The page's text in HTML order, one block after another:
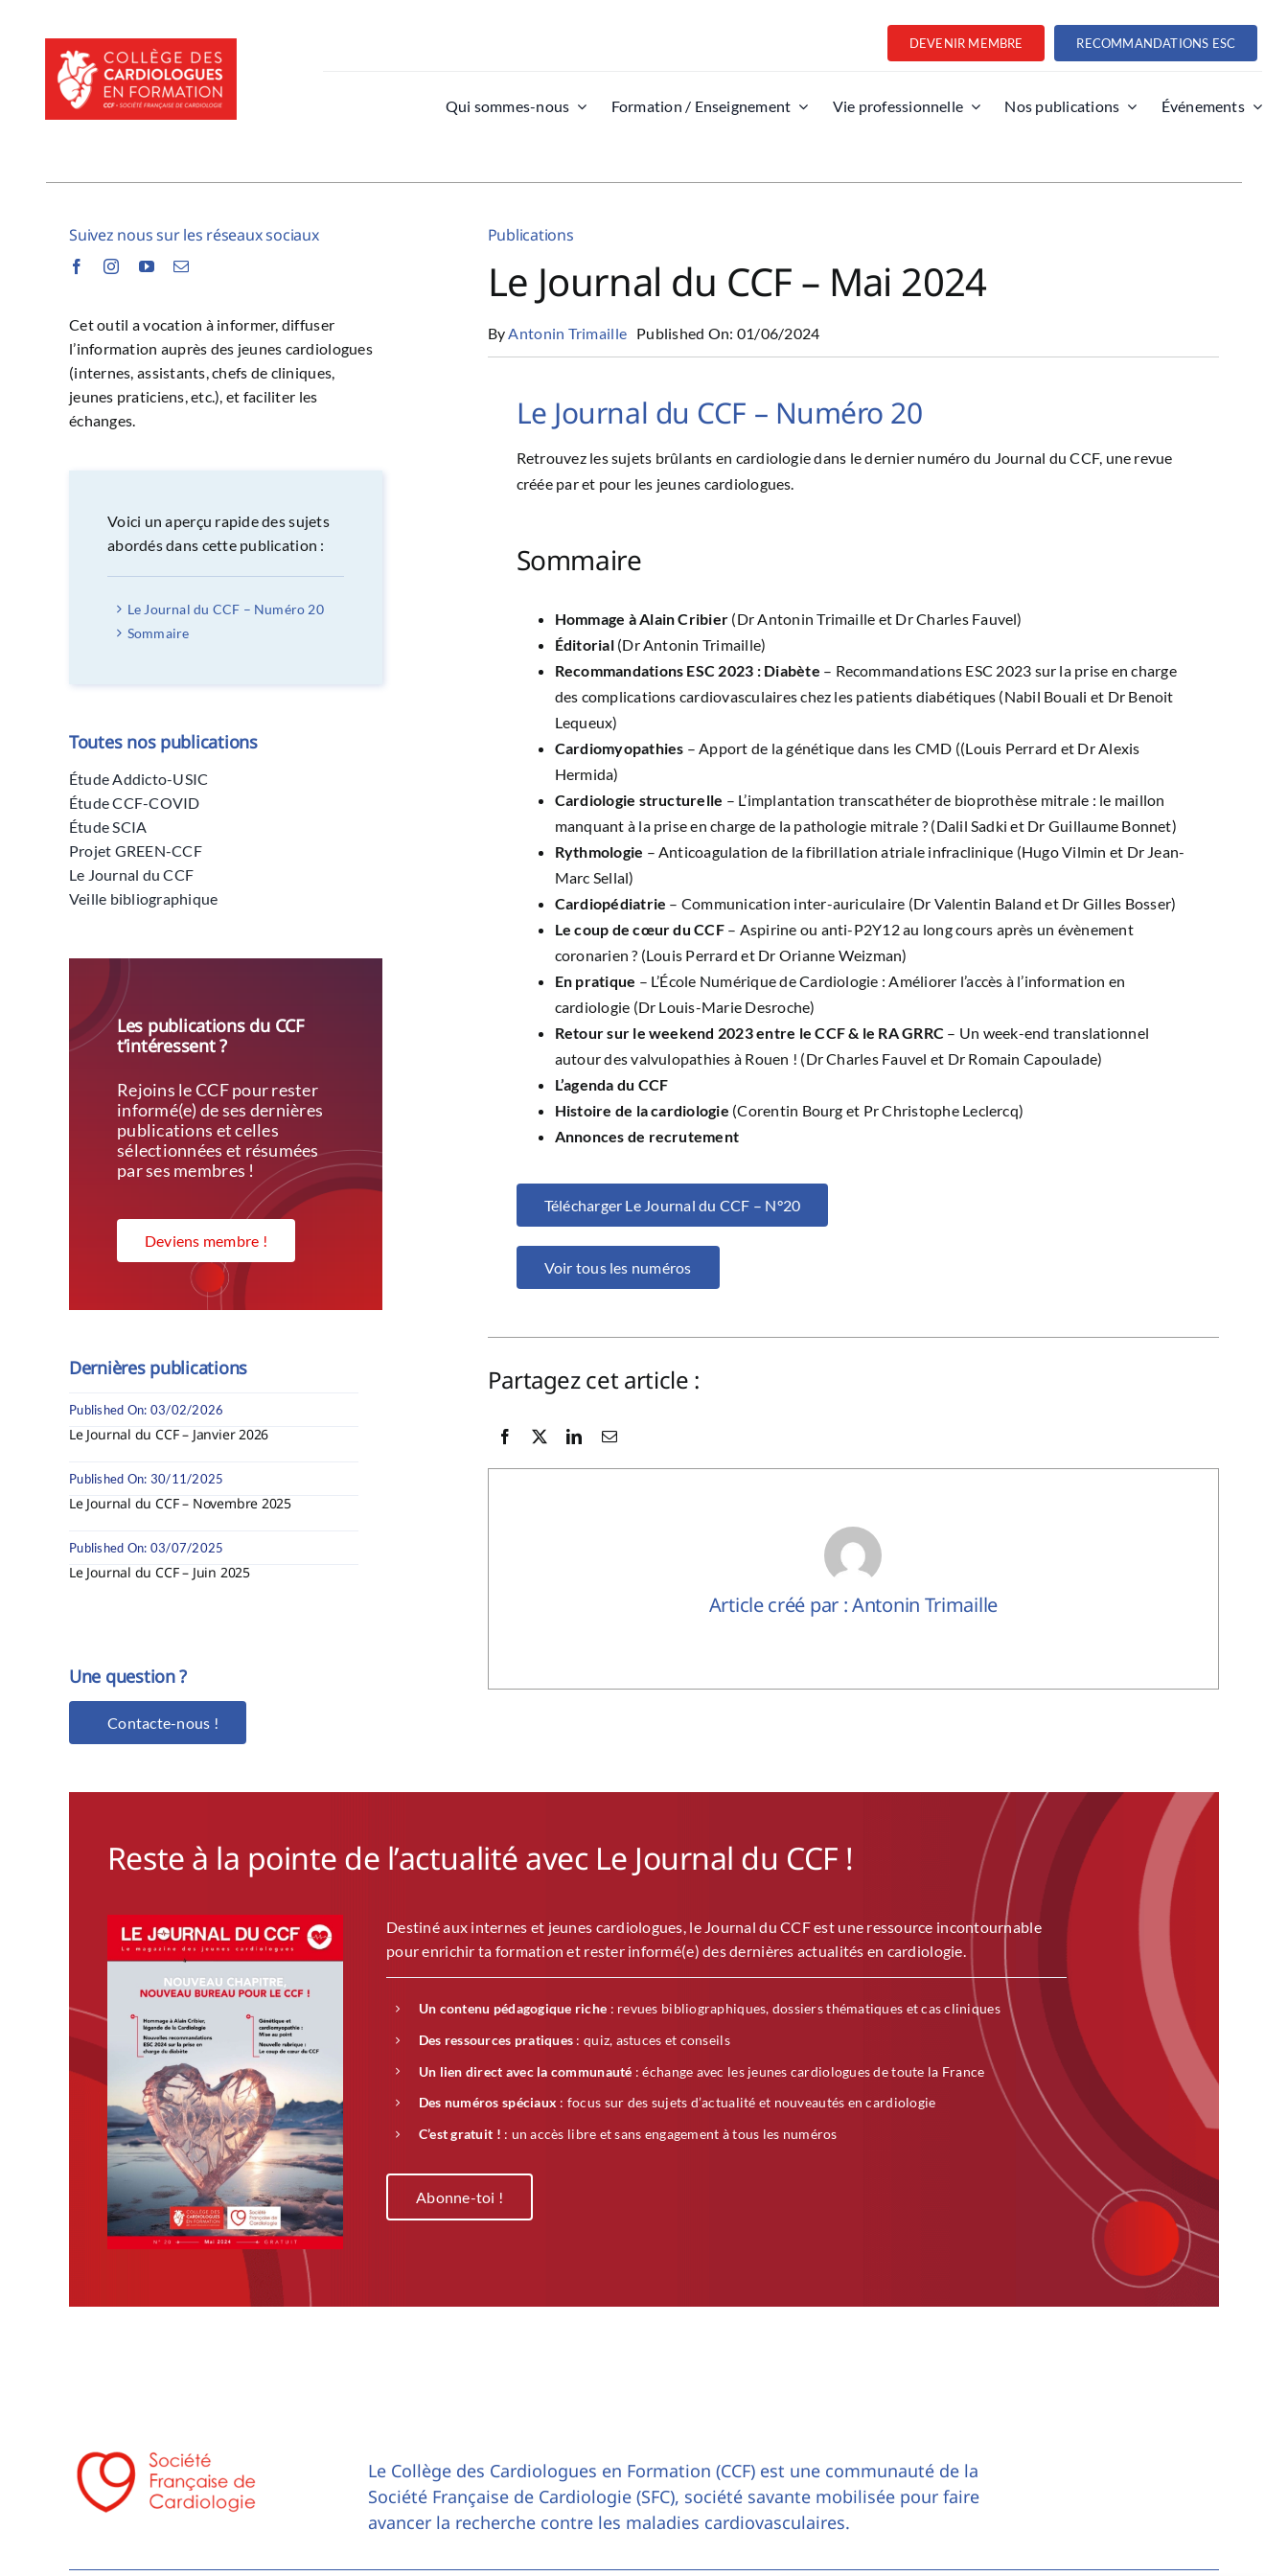
contenu
DEVENIR MEMBRE RECOMMANDATIONS ESC
Qui sommes-nous Formation / Enseignement Vie professionnelle Nos publications Événements
Suivez nous sur les réseaux sociaux
Cet outil a vocation à informer, diffuser
l’information auprès des jeunes cardiologues
(internes, assistants, chefs de cliniques,
jeunes praticiens, etc.), et faciliter les
échanges.
Voici un aperçu rapide des sujets
abordés dans cette publication :
Le Journal du CCF – Numéro 20
Sommaire
Toutes nos publications
Étude Addicto-USIC
Étude CCF-COVID
Étude SCIA
Projet GREEN-CCF
Le Journal du CCF
Veille bibliographique
Les publications du CCF
t’intéressent ?
Rejoins le CCF pour rester
informé(e) de ses dernières
publications et celles
sélectionnées et résumées
par ses membres !
Deviens membre !
Dernières publications
Published On: 03/02/2026
Le Journal du CCF – Janvier 2026
Published On: 30/11/2025
Le Journal du CCF – Novembre 2025
Published On: 03/07/2025
Le Journal du CCF – Juin 2025
Une question ?
Contacte-nous !
Publications
Le Journal du CCF – Mai 2024
ByAntonin Trimaille Published On: 01/06/2024
Le Journal du CCF – Numéro 20
Retrouvez les sujets brûlants en cardiologie dans le dernier numéro du Journal du CCF, une revue
créée par et pour les jeunes cardiologues.
Sommaire
Hommage à Alain Cribier (Dr Antonin Trimaille et Dr Charles Fauvel)
Éditorial (Dr Antonin Trimaille)
Recommandations ESC 2023 : Diabète – Recommandations ESC 2023 sur la prise en charge
des complications cardiovasculaires chez les patients diabétiques (Nabil Bouali et Dr Benoit
Lequeux)
Cardiomyopathies – Apport de la génétique dans les CMD ((Louis Perrard et Dr Alexis
Hermida)
Cardiologie structurelle – L’implantation transcathéter de bioprothèse mitrale : le maillon
manquant à la prise en charge de la pathologie mitrale ? (Dalil Sadki et Dr Guillaume Bonnet)
Rythmologie – Anticoagulation de la fibrillation atriale infraclinique (Hugo Vilmin et Dr Jean-
Marc Sellal)
Cardiopédiatrie – Communication inter-auriculaire (Dr Valentin Baland et Dr Gilles Bosser)
Le coup de cœur du CCF– Aspirine ou anti-P2Y12 au long cours après un évènement
coronarien ? (Louis Perrard et Dr Orianne Weizman)
En pratique – L’École Numérique de Cardiologie : Améliorer l’accès à l’information en
cardiologie (Dr Louis-Marie Desroche)
Retour sur le weekend 2023 entre le CCF & le RA GRRC – Un week-end translationnel
autour des valvulopathies à Rouen ! (Dr Charles Fauvel et Dr Romain Capoulade)
L’agenda du CCF
Histoire de la cardiologie (Corentin Bourg et Pr Christophe Leclercq)
Annonces de recrutement
Télécharger Le Journal du CCF – N°20
Voir tous les numéros
Partagez cet article :
Article créé par : Antonin Trimaille
Reste à la pointe de l’actualité avec Le Journal du CCF !
Destiné aux internes et jeunes cardiologues, le Journal du CCF est une ressource incontournable
pour enrichir ta formation et rester informé(e) des dernières actualités en cardiologie.
Un contenu pédagogique riche : revues bibliographiques, dossiers thématiques et cas cliniques
Des ressources pratiques : quiz, astuces et conseils
Un lien direct avec la communauté : échange avec les jeunes cardiologues de toute la France
Des numéros spéciaux : focus sur des sujets d’actualité et nouveautés en cardiologie
C’est gratuit ! : un accès libre et sans engagement à tous les numéros
Abonne-toi !
Le Collège des Cardiologues en Formation (CCF) est une communauté de la
Société Française de Cardiologie (SFC), société savante mobilisée pour faire
avancer la recherche contre les maladies cardiovasculaires.